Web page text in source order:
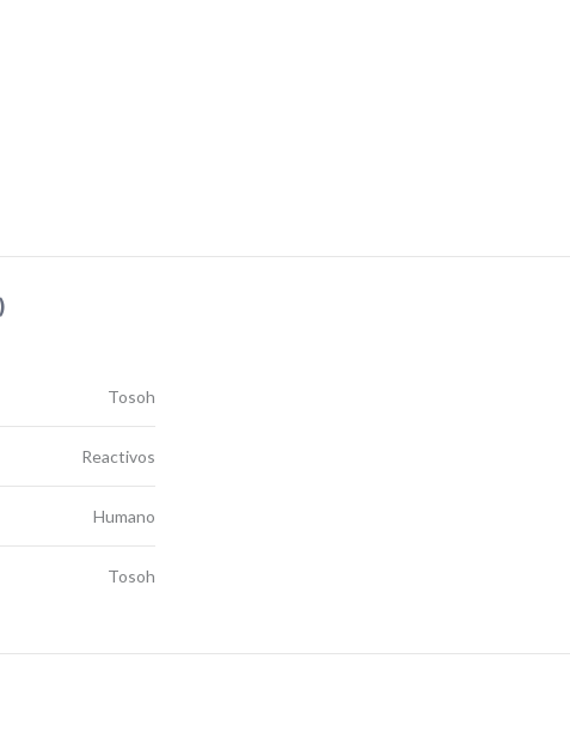
Tosoh
Reactivos
Humano
Tosoh